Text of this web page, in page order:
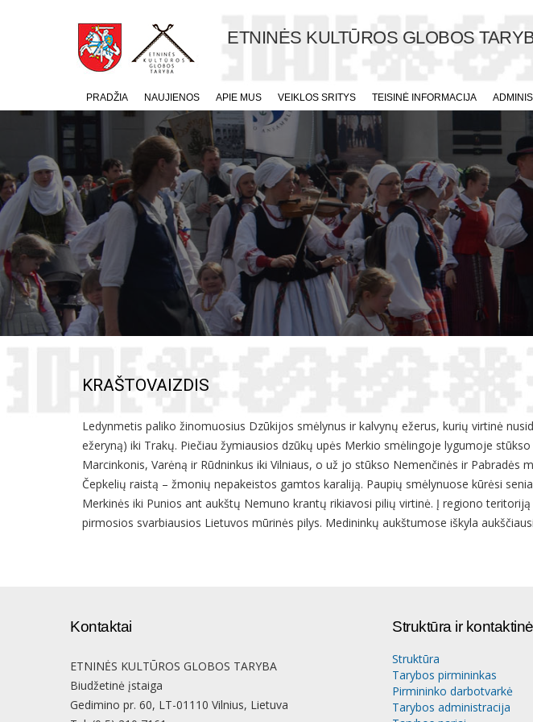
ETNINĖS KULTŪROS GLOBOS
PRADŽIA NAUJIENOS APIE MUS VEIKLOS SRITYS TEISINĖ INFORMACIJA
KRAŠTOVAIZDIS
Ledynmetis paliko žinomuosius Dzūkijos smėlynus ir kalvynų ežerus, kurių virtinė
ežeryną) iki Trakų. Piečiau žymiausios dzūkų upės Merkio smėlingoje lygumoje
Marcinkonis, Varėną ir Rūdninkus iki Vilniaus, o už jo stūkso Nemenčinės ir
Čepkelių raistą – žmonių nepakeistos gamtos karaliją. Paupių smėlynuose kūrėsi
Merkinės iki Punios ant aukštų Nemuno krantų rikiavosi pilių virtinė. Į regiono
pirmosios svarbiausios Lietuvos mūrinės pilys. Medininkų aukštumose iškyla
Kontaktai
ETNINĖS KULTŪROS GLOBOS TARYBA
Biudžetinė įstaiga
Gedimino pr. 60, LT-01110 Vilnius, Lietuva
Struktūra ir
Struktūra
Tarybos pirmininkas
Pirmininko darbotvarkė
Tarybos administracija